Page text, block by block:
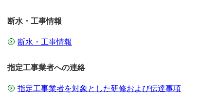
断水・工事情報
断水・工事情報
指定工事業者への連絡
指定工事業者を対象とした研修および伝達事項